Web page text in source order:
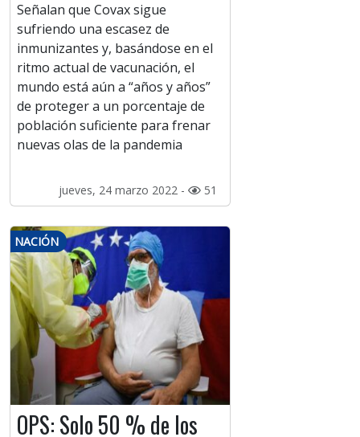
Señalan que Covax sigue
sufriendo una escasez de
inmunizantes y, basándose en el
ritmo actual de vacunación, el
mundo está aún a “años y años”
de proteger a un porcentaje de
población suficiente para frenar
nuevas olas de la pandemia
jueves, 24 marzo 2022 - 51
NACIÓN
OPS: Solo 50 % de los